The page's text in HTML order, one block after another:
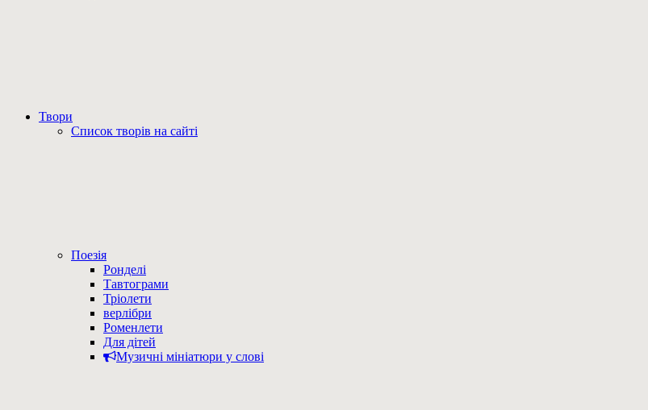
Твори
Список творів на сайті
Поезія
Ронделі
Тавтограми
Тріолети
верлібри
Роменлети
Для дітей
Музичні мініатюри у слові